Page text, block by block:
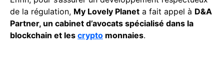
de la régulation, My Lovely Planet a fait appel à D&A
Partner, un cabinet d’avocats spécialisé dans la
blockchain et les crypto monnaies.